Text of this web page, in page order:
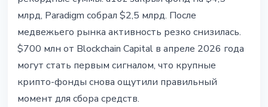
млрд, Paradigm собрал $2,5 млрд. После
медвежьего рынка активность резко снизилась.
$700 млн от Blockchain Capital в апреле 2026 года
могут стать первым сигналом, что крупные
крипто-фонды снова ощутили правильный
момент для сбора средств.